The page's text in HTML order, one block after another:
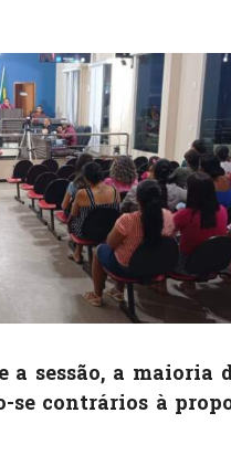
sessão, a maioria
se contrários à